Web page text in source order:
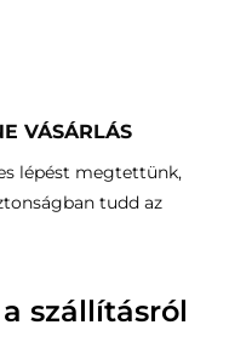
VÁSÁRLÁS
lépést megtettünk,
tudd az
szállításról